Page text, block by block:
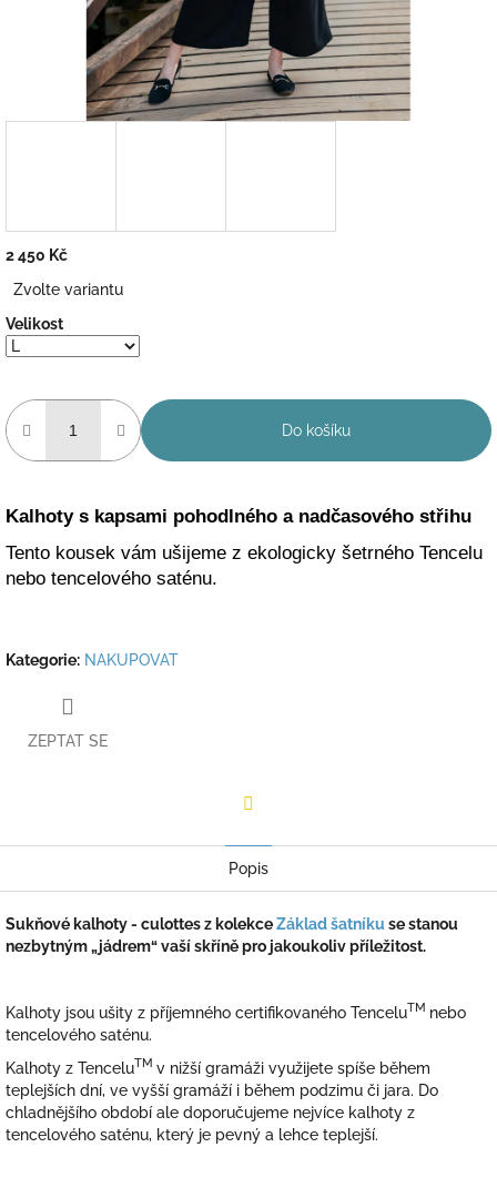
2 450 Kč
cena:
Zvolte variantu
Velikost
Do košíku
Kalhoty s kapsami pohodlného a nadčasového střihu
Tento kousek vám ušijeme z ekologicky šetrného Tencelu
nebo tencelového saténu.
Kategorie: NAKUPOVAT
ZEPTAT SE
Popis
Sukňové kalhoty - culottes z kolekceZáklad šatníku se stanou
nezbytným „jádrem“ vaší skříně pro jakoukoliv příležitost.
Kalhoty jsou ušity z příjemného certifikovaného TenceluTM nebo
tencelového saténu.
Kalhoty z TenceluTM v nižší gramáži využijete spíše během
teplejších dní, ve vyšší gramáží i během podzimu či jara. Do
chladnějšího období ale doporučujeme nejvíce kalhoty z
tencelového saténu, který je pevný a lehce teplejší.